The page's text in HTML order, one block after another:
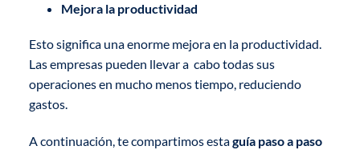
Mejora la productividad
Esto significa una enorme mejora en la productividad.
Las empresas pueden llevar a cabo todas sus
operaciones en mucho menos tiempo, reduciendo
gastos.
A continuación, te compartimos estaguía paso a paso